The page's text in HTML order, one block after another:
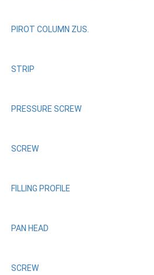
793-
PIROT COLUMN ZUS.
STRIP
PRESSURE SCREW
SCREW
FILLING PROFILE
PAN HEAD
SCREW